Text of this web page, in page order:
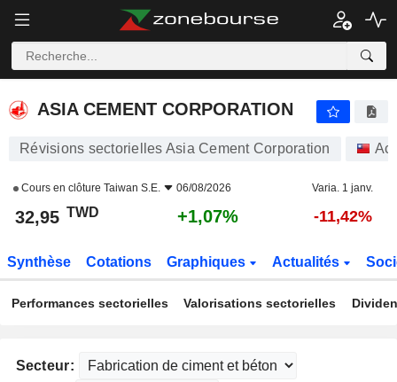
ASIA CEMENT CORPORATION
Révisions sectorielles Asia Cement Corporation
Cours en clôture Taiwan S.E. 06/08/2026 Varia. 1 janv.
32,95 TWD +1,07% -11,42%
Synthèse Cotations Graphiques Actualités
Performances sectorielles Valorisations sectorielles
Secteur: